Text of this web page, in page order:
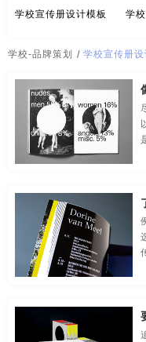
茶-品牌定位，品牌升级，包
房地产-品牌设计 地铁-品
店铺-LOGO设计，品牌定位
儿童-品牌策划
农产品-品牌策划 汽车-品
微商品-品牌策划 文化-品
极简logo-品牌策划
学校宣传册设计模板 学
学校-品牌策划 / 学校宣传册设